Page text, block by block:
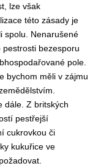
lze však
této zásady je
spolu. Nenarušené
bezesporu
pole.
bychom měli v zájmu
dále. Z britských
pestřejší
cukrovkou či
kukuřice ve